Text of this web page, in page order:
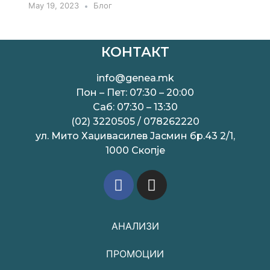
May 19, 2023 Блог
КОНТАКТ
info@genea.mk
Пон – Пет: 07:30 – 20:00
Саб: 07:30 – 13:30
(02) 3220505 / 078262220
ул. Мито Хаџивасилев Јасмин бр.43 2/1,
1000 Скопје
АНАЛИЗИ
ПРОМОЦИИ